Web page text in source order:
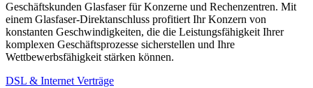
Geschäftskunden Glasfaser für Konzerne und Rechenzentren. Mit
einem Glasfaser-Direktanschluss profitiert Ihr Konzern von
konstanten Geschwindigkeiten, die die Leistungsfähigkeit Ihrer
komplexen Geschäftsprozesse sicherstellen und Ihre
Wettbewerbsfähigkeit stärken können.
DSL & Internet Verträge